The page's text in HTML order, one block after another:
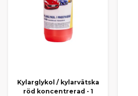
Kylarglykol / kylarvätska
röd koncentrerad - 1